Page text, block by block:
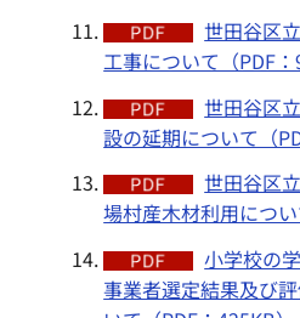
世田谷区
工事について（PDF：
世田谷区
設の延期について（
世田谷区
場村産木材利用につい
小学校の
事業者選定結果及び